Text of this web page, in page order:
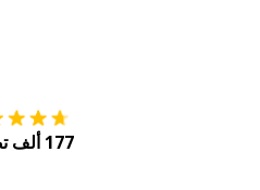
177 ألف تصنيف